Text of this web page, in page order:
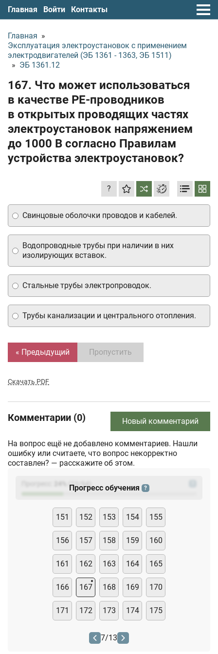
Главная Войти Контакты
Главная »
Эксплуатация электроустановок с применением
электродвигателей (ЭБ 1361 - 1363, ЭБ 1511)
» ЭБ 1361.12
167. Что может использоваться
в качестве РЕ-проводников
в открытых проводящих частях
электроустановок напряжением
до 1000 В согласно Правилам
устройства электроустановок?
?
Стальные трубы электропроводок.
Свинцовые оболочки проводов и кабелей.
Водопроводные трубы при наличии в них
изолирующих вставок.
Трубы канализации и центрального отопления.
« Предыдущий Пропустить
Скачать PDF
Комментарии (0) Новый комментарий
На вопрос ещё не добавлено комментариев. Нашли
ошибку или считаете, что вопрос некорректно
составлен? — расскажите об этом.
(23
Прогресс обучения ?
151 152 153 154 155
156 157 158 159 160
161 162 163 164 165
166 167 168 169 170
171 172 173 174 175
7/13